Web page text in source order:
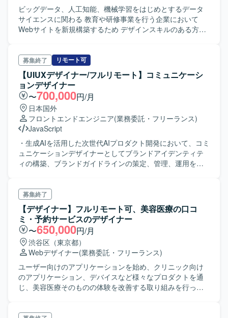
ビッグデータ、人工知能、機械学習をはじめとするデータ
サイエンスに関わる 教育や研修事業を行う企業において
Webサイトを新規構築するため デザインスキルのある方を
ーフレームを基に、デザインのプロトタイプ作成を担当し
ていただきます。 必要に応じ、ディレクターと会話し要件
を詰めていくこともあります。 デザインから
HTML/CSS/Reactを用いてマークアップ作業を行います。
募集終了 リモート可
【UIUXデザイナー/フルリモート】コミュニケーシ
ョンデザイナー
〜700,000円/月
日本国外
フロントエンドエンジニア(業務委託・フリーランス)
JavaScript
・生成AIを活用した次世代AIプロダクト開発において、コミ
ュニケーションデザイナーとしてブランドアイデンティテ
ィの構築、ブランドガイドラインの策定、管理、運用を行
コンテンツ戦略を策定します。 ・グラフィックデザインや
コンテンツデザインを介して問題解決や意味創造を行いま
す。 ・新規事業を含むマーケティング活動に必要なクリエ
イティブの作成を担当します（WEB広告、WEBサイト、
LP、SNSコンテンツ、営業資料、展示会など）。 ・コーポ
レートデザイン（WEBサイト、プレスリリースのOGPな
ど）を行います。 ・上記デザインの制作ディレクション
（デザインガイドライン、スケジュール品質管理など）を
担当します。
募集終了
【デザイナー】フルリモート可、美容医療の口コ
ミ・予約サービスのデザイナー
〜650,000円/月
渋谷区（東京都）
Webデザイナー(業務委託・フリーランス)
ユーザー向けのアプリケーションを始め、クリニック向け
のアプリケーション、デバイスなど様々なプロダクトを通
じ、美容医療そのものの体験を改善する取り組みを行って